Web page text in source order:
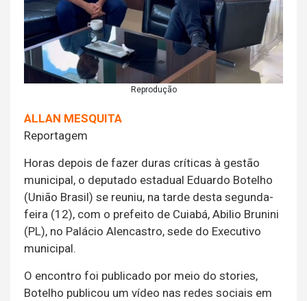
Reprodução
ALLAN MESQUITA
Reportagem
Horas depois de fazer duras críticas à gestão
municipal, o deputado estadual Eduardo Botelho
(União Brasil) se reuniu, na tarde desta segunda-
feira (12), com o prefeito de Cuiabá, Abilio Brunini
(PL), no Palácio Alencastro, sede do Executivo
municipal.
O encontro foi publicado por meio do stories,
Botelho publicou um vídeo nas redes sociais em